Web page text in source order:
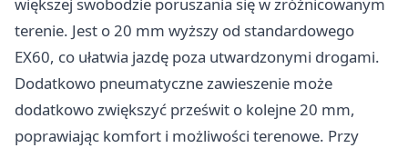
większej swobodzie poruszania się w zróżnicowanym
terenie. Jest o 20 mm wyższy od standardowego
EX60, co ułatwia jazdę poza utwardzonymi drogami.
Dodatkowo pneumatyczne zawieszenie może
dodatkowo zwiększyć prześwit o kolejne 20 mm,
poprawiając komfort i możliwości terenowe. Przy